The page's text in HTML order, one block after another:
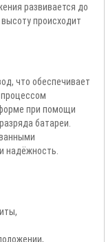
развивается до
происходит
что обеспечивает
при помощи
батареи.
надёжность.